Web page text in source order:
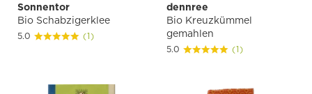
Sonnentor
Bio Schabzigerklee
5.0 (1)
dennree
Bio Kreuzkümmel
gemahlen
5.0 (1)